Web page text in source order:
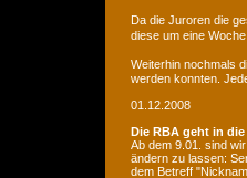
Da die Juroren die
diese um eine
Weiterhin nochmals
werden konnten.
01.12.2008
Die RBA geht in
Ab dem 9.01. sind
ändern zu lassen:
dem Betreff